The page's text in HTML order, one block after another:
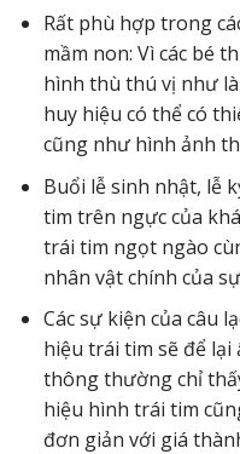
Rất phù hợp trong
mầm non: Vì các bé
hình thù thú vị như
huy hiệu có thể có
cũng như hình ảnh
Buổi lễ sinh nhật, lễ
tim trên ngực của
trái tim ngọt ngào
nhân vật chính của
Các sự kiện của câu
hiệu trái tim sẽ để
thông thường chỉ
hiệu hình trái tim
đơn giản với giá